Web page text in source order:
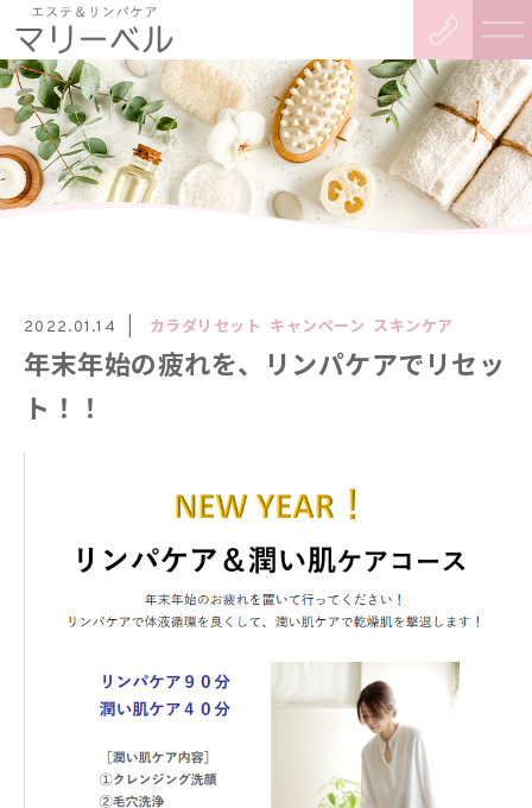
2022.01.14 カラダリセット キャンペーン スキンケア
年末年始の疲れを、リンパケアでリセッ
ト！！